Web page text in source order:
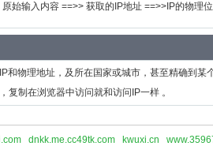
始输入内容 ==>> 获取的IP地址 ==>>IP的物理
物理地址，及所在国家或城市，甚至精确到某
制在浏览器中访问就和访问IP一样 。
dnkk.me.cc49tk.com kwuxi.cn